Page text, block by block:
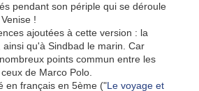
pendant son périple qui se déroule
!
ajoutées à cette version : la
qu'à Sindbad le marin. Car
points commun entre les
de Marco Polo.
en français en 5ème ("Le voyage et